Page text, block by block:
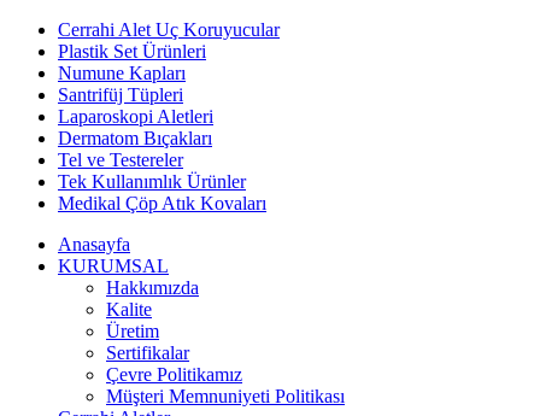
Cerrahi Alet Uç Koruyucular
Plastik Set Ürünleri
Numune Kapları
Santrifüj Tüpleri
Laparoskopi Aletleri
Dermatom Bıçakları
Tel ve Testereler
Tek Kullanımlık Ürünler
Medikal Çöp Atık Kovaları
Anasayfa
KURUMSAL
Hakkımızda
Kalite
Üretim
Sertifikalar
Çevre Politikamız
Müşteri Memnuniyeti Politikası